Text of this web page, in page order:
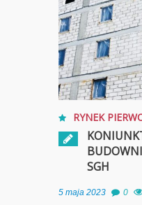
RYNEK
SGH
5 maja 2023 0